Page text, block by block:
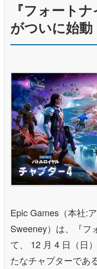
『フォート
がついに始動
Epic Games（本社:
Sweeney）は、『フ
て、 12 ⽉ 4 ⽇（⽇
たなチャプターであ